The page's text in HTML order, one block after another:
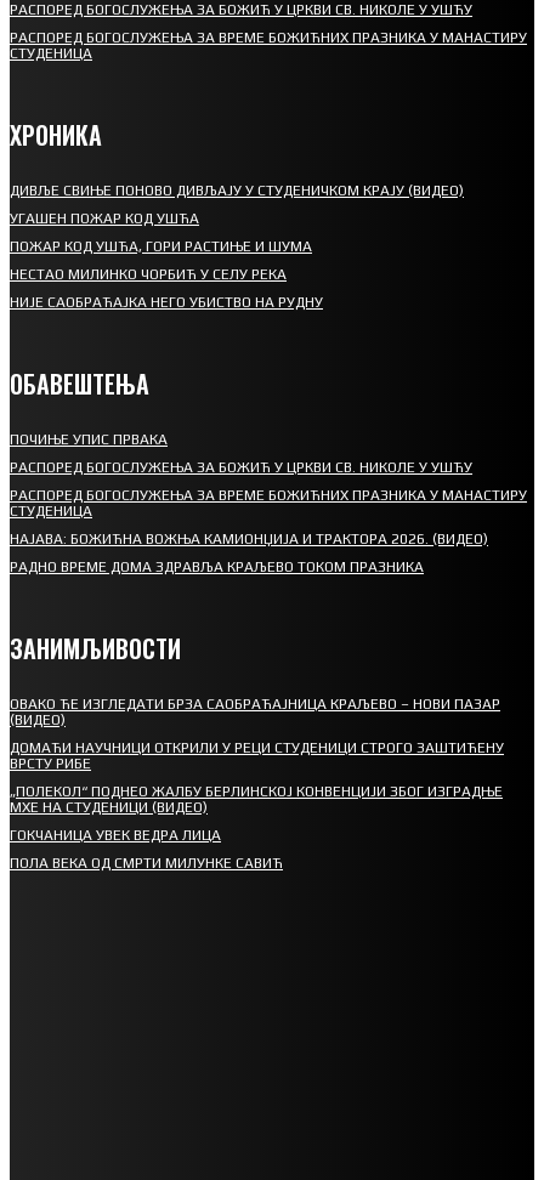
РАСПОРЕД БОГОСЛУЖЕЊА ЗА БОЖИЋ У ЦРКВИ СВ. НИКОЛЕ У УШЋУ
РАСПОРЕД БОГОСЛУЖЕЊА ЗА ВРЕМЕ БОЖИЋНИХ ПРАЗНИКА У МАНАСТИРУ
СТУДЕНИЦА
ХРОНИКА
ДИВЉЕ СВИЊЕ ПОНОВО ДИВЉАЈУ У СТУДЕНИЧКОМ КРАЈУ (ВИДЕО)
УГАШЕН ПОЖАР КОД УШЋА
ПОЖАР КОД УШЋА, ГОРИ РАСТИЊЕ И ШУМА
НЕСТАО МИЛИНКО ЧОРБИЋ У СЕЛУ РЕКА
НИЈЕ САОБРАЋАЈКА НЕГО УБИСТВО НА РУДНУ
ОБАВЕШТЕЊА
ПОЧИЊЕ УПИС ПРВАКА
РАСПОРЕД БОГОСЛУЖЕЊА ЗА БОЖИЋ У ЦРКВИ СВ. НИКОЛЕ У УШЋУ
РАСПОРЕД БОГОСЛУЖЕЊА ЗА ВРЕМЕ БОЖИЋНИХ ПРАЗНИКА У МАНАСТИРУ
СТУДЕНИЦА
НАЈАВА: БОЖИЋНА ВОЖЊА КАМИОНЏИЈА И ТРАКТОРА 2026. (ВИДЕО)
РАДНО ВРЕМЕ ДОМА ЗДРАВЉА КРАЉЕВО ТОКОМ ПРАЗНИКА
ЗАНИМЉИВОСТИ
ОВАКО ЋЕ ИЗГЛЕДАТИ БРЗА САОБРАЋАЈНИЦА КРАЉЕВО – НОВИ ПАЗАР
(ВИДЕО)
ДОМАЋИ НАУЧНИЦИ ОТКРИЛИ У РЕЦИ СТУДЕНИЦИ СТРОГО ЗАШТИЋЕНУ
ВРСТУ РИБЕ
„ПОЛЕКОЛ“ ПОДНЕО ЖАЛБУ БЕРЛИНСКОЈ КОНВЕНЦИЈИ ЗБОГ ИЗГРАДЊЕ
МХЕ НА СТУДЕНИЦИ (ВИДЕО)
ГОКЧАНИЦА УВЕК ВЕДРА ЛИЦА
ПОЛА ВЕКА ОД СМРТИ МИЛУНКЕ САВИЋ